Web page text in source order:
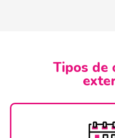
Tipos de